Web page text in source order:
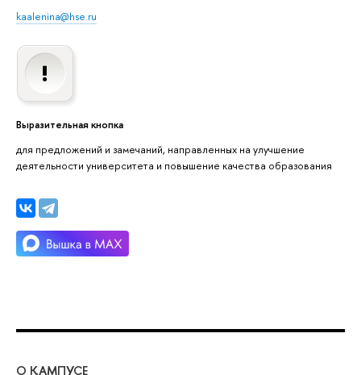
kaalenina@hse.ru
Выразительная кнопка
для предложений и замечаний, направленных на улучшение
деятельности университета и повышение качества образования
О КАМПУСЕ